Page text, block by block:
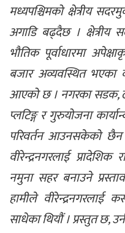
मध्यपश्चिमको क्षेत्रीय
अगाडि बढ्दैछ । क्षेत्रीय
भौतिक पूर्वाधारमा
बजार अव्यवस्थित भएका
आएको छ । नगरका सडक,
प्लटिङ्ग र गुरुयोजना
परिवर्तन आउनसकेको
वीरेन्द्रनगरलाई
नमुना सहर बनाउने
हामीले
साधेका थियौं । प्रस्तुत छ,